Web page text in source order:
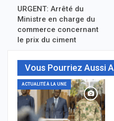
URGENT: Arrêté du
Ministre en charge du
commerce concernant
le prix du ciment
Vous Pourriez Aussi
ACTUALITÉ À LA UNE